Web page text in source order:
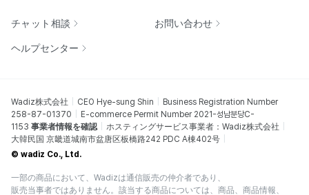
チャット相談 お問い合わせ
ヘルプセンター
Wadiz株式会社 CEO Hye-sung Shin
Business Registration Number
258-87-01370
E-commerce Permit Number 2021-성남분당C-
1153 事業者情報を確認
ホスティングサービス事業者：Wadiz株式会社
大韓民国 京畿道城南市盆唐区板橋路242 PDC A棟402号
© wadiz Co., Ltd.
一部の商品において、Wadizは通信販売の仲介者であり、
販売当事者ではありません。該当する商品については、商品、商品情報、